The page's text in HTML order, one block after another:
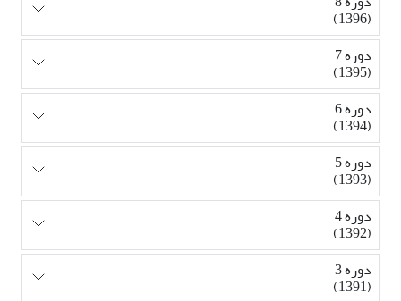
(1396)
دوره 7
(1395)
دوره 6
(1394)
دوره 5
(1393)
دوره 4
(1392)
دوره 3
(1391)